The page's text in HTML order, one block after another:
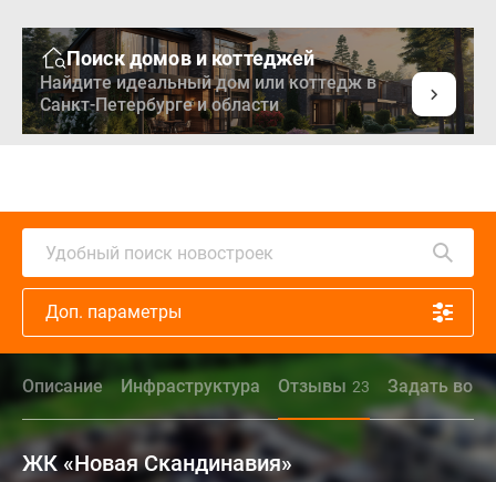
Поиск домов и коттеджей
Найдите идеальный дом или коттедж в
Санкт-Петербурге и области
Удобный поиск новостроек
Доп. параметры
Описание Инфраструктура Отзывы 23 Задать
ЖК «Новая Скандинавия»